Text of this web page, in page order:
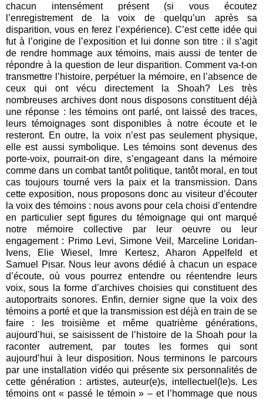
chacun intensément présent (si vous écoutez
l’enregistrement de la voix de quelqu’un après sa
disparition, vous en ferez l’expérience). C’est cette idée qui
fut à l’origine de l’exposition et lui donne son titre : il s’agit
de rendre hommage aux témoins, mais aussi de tenter de
répondre à la question de leur disparition. Comment va-t-on
transmettre l’histoire, perpétuer la mémoire, en l’absence de
ceux qui ont vécu directement la Shoah? Les très
nombreuses archives dont nous disposons constituent déjà
une réponse : les témoins ont parlé, ont laissé des traces,
leurs témoignages sont disponibles à notre écoute et le
resteront. En outre, la voix n’est pas seulement physique,
elle est aussi symbolique. Les témoins sont devenus des
porte-voix, pourrait-on dire, s’engageant dans la mémoire
comme dans un combat tantôt politique, tantôt moral, en tout
cas toujours tourné vers la paix et la transmission. Dans
cette exposition, nous proposons donc au visiteur d’écouter
la voix des témoins : nous avons pour cela choisi d’entendre
en particulier sept figures du témoignage qui ont marqué
notre mémoire collective par leur oeuvre ou leur
engagement : Primo Levi, Simone Veil, Marceline Loridan-
Ivens, Elie Wiesel, Imre Kertesz, Aharon Appelfeld et
Samuel Pisar. Nous leur avons dédié à chacun un espace
d’écoute, où vous pourrez entendre ou réentendre leurs
voix, sous la forme d’archives choisies qui constituent des
autoportraits sonores. Enfin, dernier signe que la voix des
témoins a porté et que la transmission est déjà en train de se
faire : les troisième et même quatrième générations,
aujourd’hui, se saisissent de l’histoire de la Shoah pour la
raconter autrement, par toutes les formes qui sont
aujourd’hui à leur disposition. Nous terminons le parcours
par une installation vidéo qui présente six personnalités de
cette génération : artistes, auteur(e)s, intellectuel(le)s. Les
témoins ont « passé le témoin » – et l’hommage que nous